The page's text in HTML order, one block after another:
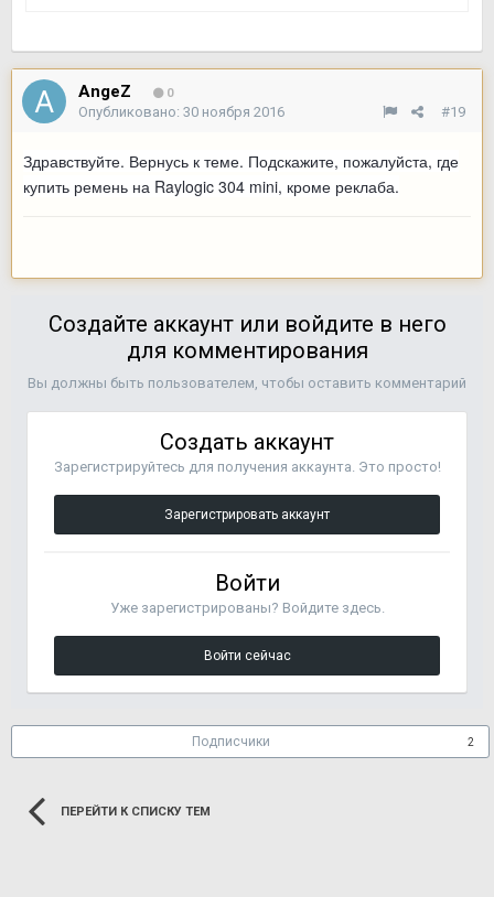
AngeZ 0
#19
Опубликовано: 30 ноября 2016
Здравствуйте. Вернусь к теме. Подскажите, пожалуйста, где
купить ремень на Raylogic 304 mini, кроме реклаба.
Создайте аккаунт или войдите в него
для комментирования
Вы должны быть пользователем, чтобы оставить комментарий
Создать аккаунт
Зарегистрируйтесь для получения аккаунта. Это просто!
Зарегистрировать аккаунт
Войти
Уже зарегистрированы? Войдите здесь.
Войти сейчас
Подписчики 2
ПЕРЕЙТИ К СПИСКУ ТЕМ